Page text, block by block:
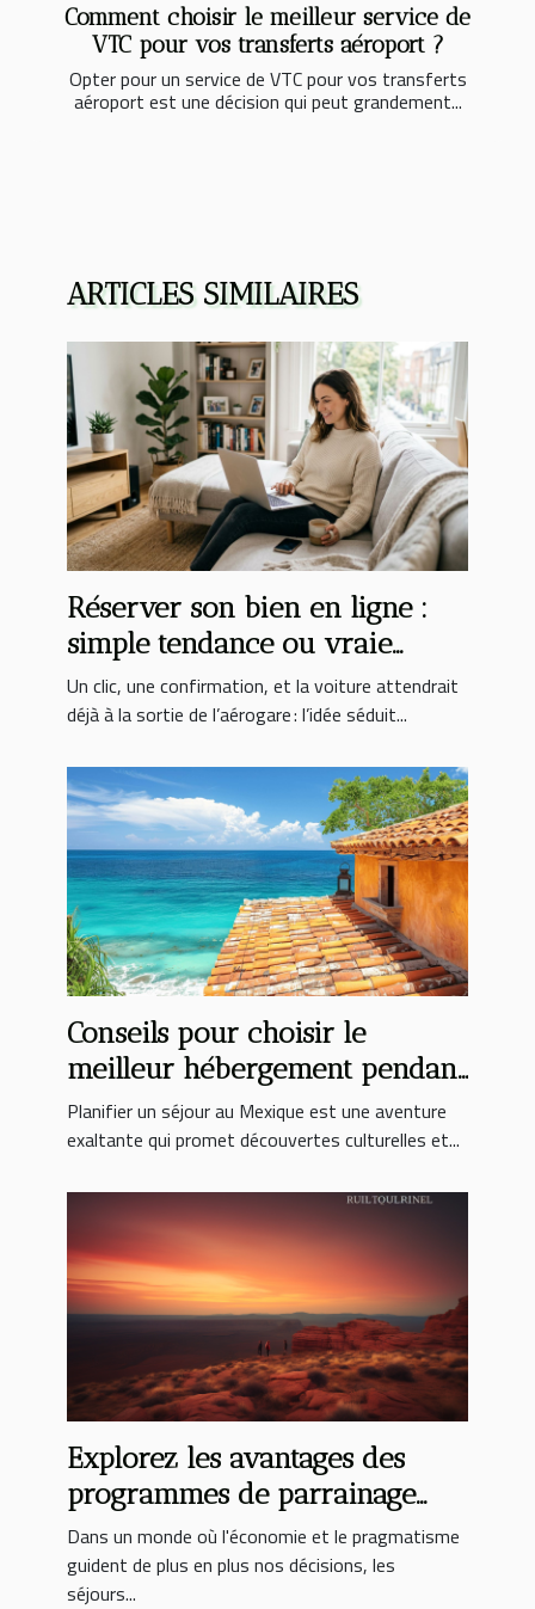
Comment choisir le meilleur service de
VTC pour vos transferts aéroport ?
Opter pour un service de VTC pour vos transferts
aéroport est une décision qui peut grandement...
ARTICLES SIMILAIRES
Réserver son bien en ligne :
simple tendance ou vraie
révolution ?
Un clic, une confirmation, et la voiture attendrait
déjà à la sortie de l’aérogare : l’idée séduit...
Conseils pour choisir le
meilleur hébergement pendant
votre séjour au Mexique
Planifier un séjour au Mexique est une aventure
exaltante qui promet découvertes culturelles et...
Explorez les avantages des
programmes de parrainage
pour des séjours économiques
Dans un monde où l'économie et le pragmatisme
guident de plus en plus nos décisions, les
séjours...